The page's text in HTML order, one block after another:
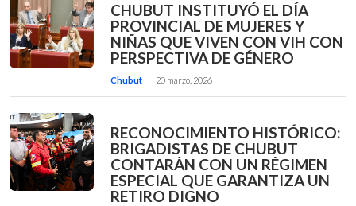
CHUBUT INSTITUYÓ EL DÍA
PROVINCIAL DE MUJERES Y
NIÑAS QUE VIVEN CON VIH CON
PERSPECTIVA DE GÉNERO
Chubut 20 marzo, 2026
RECONOCIMIENTO HISTÓRICO:
BRIGADISTAS DE CHUBUT
CONTARÁN CON UN RÉGIMEN
ESPECIAL QUE GARANTIZA UN
RETIRO DIGNO